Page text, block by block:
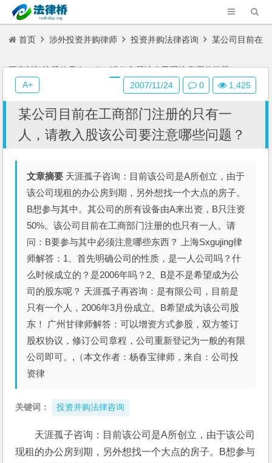
首页 涉外投资并购律师 投资并购法律咨询 某公司目前在
工商部门注册的只有一人，请教入股该公司要注意哪些问题？
某公司目前在工商部门注册的只有一
人，请教入股该公司要注意哪些问题？
文章摘要 天涯孤子咨询：目前该公司是A所创立，由于
该公司现租的办公房到期，另外想找一个大点的房子。
B想参与其中。其公司的所有设备由A来出资，B只注资
50%。该公司目前在工商部门注册的也只有一人。请
问：B要参与其中必须注意哪些东西？ 上海Sxgujing律
师解答：1、首先明确公司的性质，是一人公司吗？什
么时候成立的？是2006年吗？2、B是不是希望成为公
司的股东呢？ 天涯孤子再咨询：是有限公司，目前是
只有一个人，2006年3月份成立。B希望成为该公司股
东！ 广州甘律师解答：可以增资方式参股，双方签订
股权协议，修订公司章程，公司重新登记为一般的有限
公司即可。,（本文作者：杨春宝律师，来自：公司投
资律
关键词： 投资并购法律咨询
天涯孤子咨询：目前该公司是A所创立，由于该公司
现租的办公房到期，另外想找一个大点的房子。B想参与
2007/11/24 0 1,425
A+